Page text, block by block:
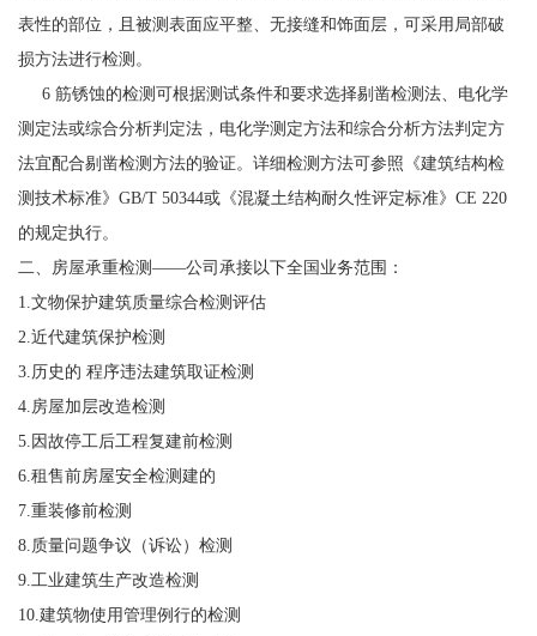
表性的部位，且被测表面应平整、无接缝和饰面层，可采用局部破
损方法进行检测。
6 筋锈蚀的检测可根据测试条件和要求选择剔凿检测法、电化学
测定法或综合分析判定法，电化学测定方法和综合分析方法判定方
法宜配合剔凿检测方法的验证。详细检测方法可参照《建筑结构检
测技术标准》GB/T 50344或《混凝土结构耐久性评定标准》CE 220
的规定执行。
二、房屋承重检测——公司承接以下全国业务范围：
1.文物保护建筑质量综合检测评估
2.近代建筑保护检测
3.历史的 程序违法建筑取证检测
4.房屋加层改造检测
5.因故停工后工程复建前检测
6.租售前房屋安全检测建的
7.重装修前检测
8.质量问题争议（诉讼）检测
9.工业建筑生产改造检测
10.建筑物使用管理例行的检测